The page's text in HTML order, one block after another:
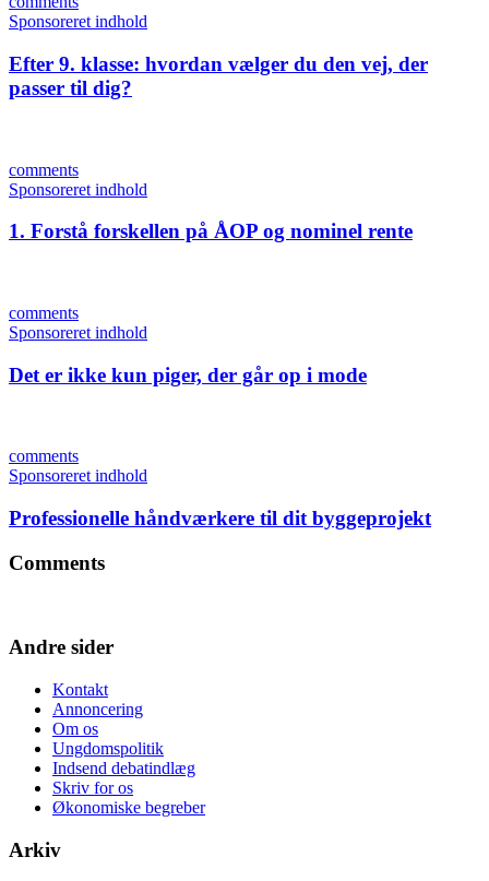
Sponsoreret indhold
Efter 9. klasse: hvordan vælger du den vej, der
passer til dig?
comments
Sponsoreret indhold
1. Forstå forskellen på ÅOP og nominel rente
comments
Sponsoreret indhold
Det er ikke kun piger, der går op i mode
comments
Sponsoreret indhold
Professionelle håndværkere til dit byggeprojekt
Comments
Andre sider
Kontakt
Annoncering
Om os
Ungdomspolitik
Indsend debatindlæg
Skriv for os
Økonomiske begreber
Arkiv